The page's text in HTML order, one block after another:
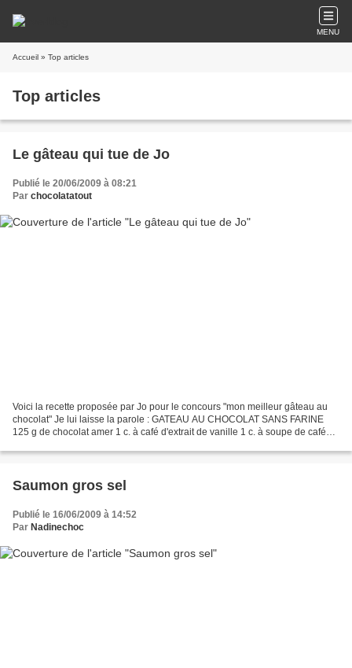
MENU
Accueil » Top articles
Top articles
Le gâteau qui tue de Jo
Publié le 20/06/2009 à 08:21
Par chocolatatout
Voici la recette proposée par Jo pour le concours "mon meilleur gâteau au
chocolat" Je lui laisse la parole : GATEAU AU CHOCOLAT SANS FARINE
125 g de chocolat amer 1 c. à café d'extrait de vanille 1 c. à soupe de café
Saumon gros sel
Publié le 16/06/2009 à 14:52
Par Nadinechoc